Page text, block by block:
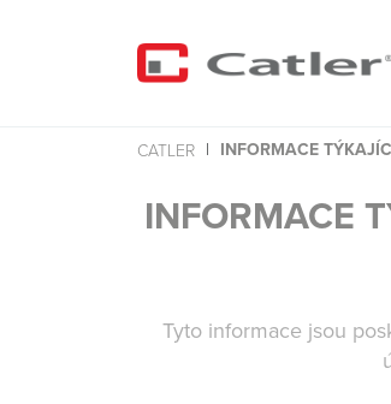
CATLER INFORMACE
INFORMACE
Tyto informace jsou